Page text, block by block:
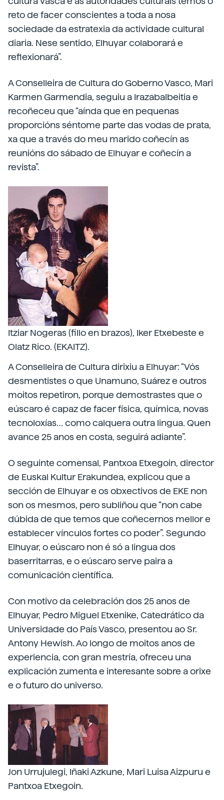
reto de facer conscientes a toda a nosa
sociedade da estratexia da actividade cultural
diaria. Nese sentido, Elhuyar colaborará e
reflexionará”.
A Conselleira de Cultura do Goberno Vasco, Mari
Karmen Garmendia, seguiu a Irazabalbeitia e
recoñeceu que “aínda que en pequenas
proporcións séntome parte das vodas de prata,
xa que a través do meu marido coñecín as
reunións do sábado de Elhuyar e coñecín a
revista”.
Itziar Nogeras (fillo en brazos), Iker Etxebeste e
Olatz Rico. (EKAITZ).
A Conselleira de Cultura dirixiu a Elhuyar: “Vós
desmentistes o que Unamuno, Suárez e outros
moitos repetiron, porque demostrastes que o
eúscaro é capaz de facer física, química, novas
tecnoloxías… como calquera outra lingua. Quen
avance 25 anos en costa, seguirá adiante”.
O seguinte comensal, Pantxoa Etxegoin, director
de Euskal Kultur Erakundea, explicou que a
sección de Elhuyar e os obxectivos de EKE non
son os mesmos, pero subliñou que “non cabe
dúbida de que temos que coñecernos mellor e
establecer vínculos fortes co poder”. Segundo
Elhuyar, o eúscaro non é só a lingua dos
baserritarras, e o eúscaro serve paira a
comunicación científica.
Con motivo da celebración dos 25 anos de
Elhuyar, Pedro Miguel Etxenike, Catedrático da
Universidade do País Vasco, presentou ao Sr.
Antony Hewish. Ao longo de moitos anos de
experiencia, con gran mestría, ofreceu una
explicación zumenta e interesante sobre a orixe
e o futuro do universo.
Jon Urrujulegi, Iñaki Azkune, Mari Luisa Aizpuru e
Pantxoa Etxegoin.